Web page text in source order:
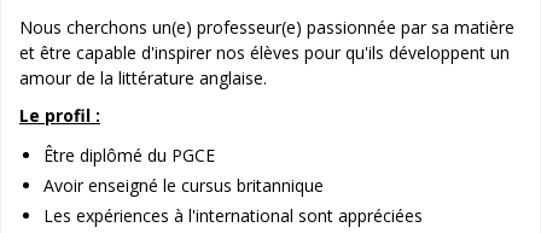
Nous cherchons un(e) professeur(e) passionnée par sa matière
et être capable d'inspirer nos élèves pour qu'ils développent un
amour de la littérature anglaise.
Le profil :
Être diplômé du PGCE
Avoir enseigné le cursus britannique
Les expériences à l'international sont appréciées